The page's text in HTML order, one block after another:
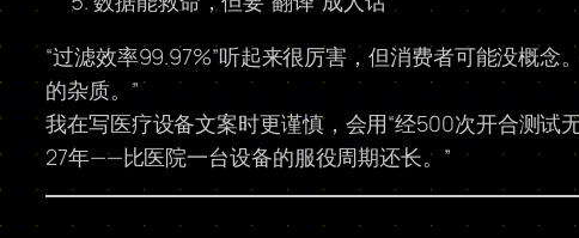
“过滤效率99.97%”听起来很厉害，但消费者可能没概
的杂质。”
我在写医疗设备文案时更谨慎，会用“经500次开合测试
27年——比医院一台设备的服役周期还长。”